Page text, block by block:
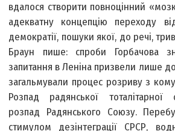
вдалося створити повноцінний
адекватну концепцію переходу
демократії, пошуки якої, до речі,
Браун пише: спроби Горбачова
запитання в Леніна призвели лише
загальмували процес розриву з
Розпад радянської тоталітарної
розпад Радянського Союзу.
стимулом дезінтеграції СРСР,